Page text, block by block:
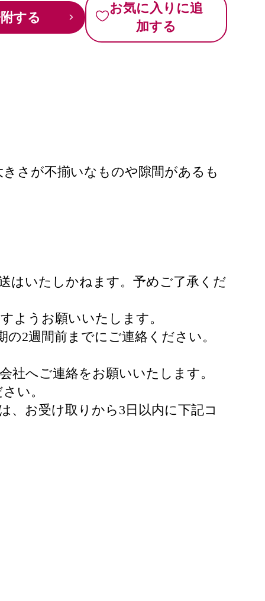
する
お気に入りに追
加する
さが不揃いなものや隙間があるも
はいたしかねます。予めご了承くだ
ようお願いいたします。
2週間前までにご連絡ください。
へご連絡をお願いいたします。
い。
、お受け取りから3日以内に下記コ